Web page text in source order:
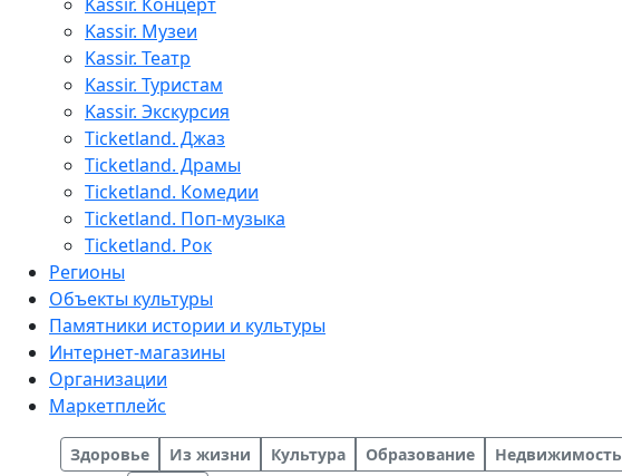
Kassir. Музеи
Kassir. Театр
Kassir. Туристам
Kassir. Экскурсия
Ticketland. Джаз
Ticketland. Драмы
Ticketland. Комедии
Ticketland. Поп-музыка
Ticketland. Рок
Регионы
Объекты культуры
Памятники истории и культуры
Интернет-магазины
Организации
Маркетплейс
Здоровье Из жизни Культура Образование Недвижимость